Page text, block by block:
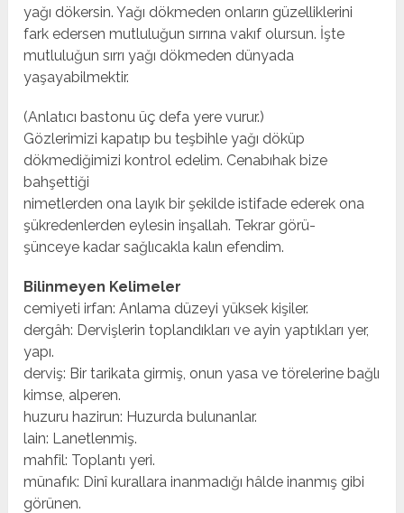
yağı dökersin. Yağı dökmeden onların güzelliklerini
fark edersen mutluluğun sırrına vakıf olursun. İşte
mutluluğun sırrı yağı dökmeden dünyada
yaşayabilmektir.
(Anlatıcı bastonu üç defa yere vurur.)
Gözlerimizi kapatıp bu teşbihle yağı döküp
dökmediğimizi kontrol edelim. Cenabıhak bize
bahşettiği
nimetlerden ona layık bir şekilde istifade ederek ona
şükredenlerden eylesin inşallah. Tekrar görü-
şünceye kadar sağlıcakla kalın efendim.
Bilinmeyen Kelimeler
cemiyeti irfan: Anlama düzeyi yüksek kişiler.
dergâh: Dervişlerin toplandıkları ve ayin yaptıkları yer,
yapı.
derviş: Bir tarikata girmiş, onun yasa ve törelerine bağlı
kimse, alperen.
huzuru hazirun: Huzurda bulunanlar.
lain: Lanetlenmiş.
mahfil: Toplantı yeri.
münafık: Dinî kurallara inanmadığı hâlde inanmış gibi
görünen.